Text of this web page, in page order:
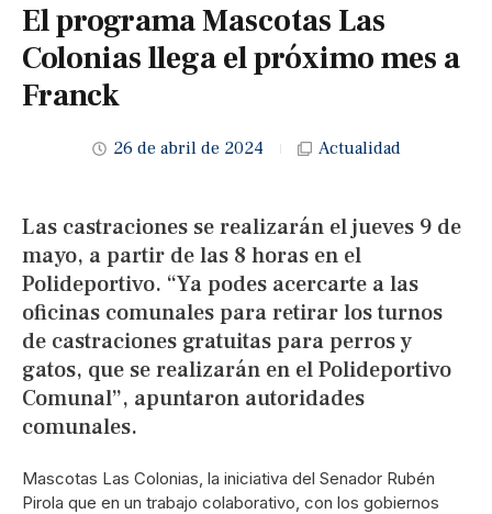
El programa Mascotas Las
Colonias llega el próximo mes a
Franck
26 de abril de 2024 Actualidad
Las castraciones se realizarán el jueves 9 de
mayo, a partir de las 8 horas en el
Polideportivo. “Ya podes acercarte a las
oficinas comunales para retirar los turnos
de castraciones gratuitas para perros y
gatos, que se realizarán en el Polideportivo
Comunal”, apuntaron autoridades
comunales.
Mascotas Las Colonias, la iniciativa del Senador Rubén
Pirola que en un trabajo colaborativo, con los gobiernos